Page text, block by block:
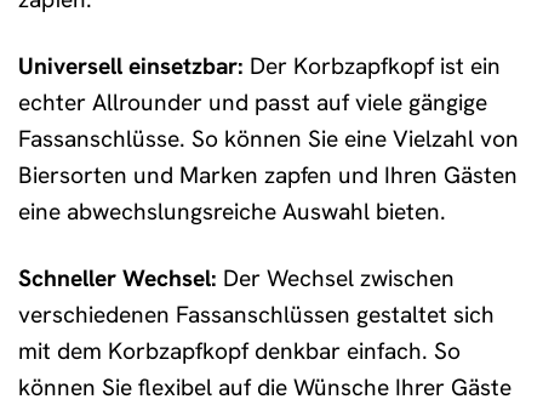
Universell einsetzbar: Der Korbzapfkopf ist ein
echter Allrounder und passt auf viele gängige
Fassanschlüsse. So können Sie eine Vielzahl von
Biersorten und Marken zapfen und Ihren Gästen
eine abwechslungsreiche Auswahl bieten.
Schneller Wechsel: Der Wechsel zwischen
verschiedenen Fassanschlüssen gestaltet sich
mit dem Korbzapfkopf denkbar einfach. So
können Sie flexibel auf die Wünsche Ihrer Gäste